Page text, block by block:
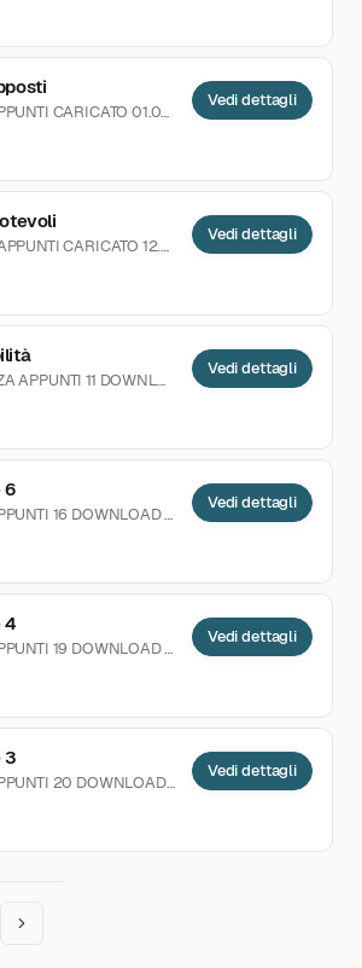
CARICATO 01.07.2021
Vedi dettagli
CARICATO 12.04.2022
Vedi dettagli
APPUNTI 11 DOWNLOAD CARICATO 26.11.2023
Vedi dettagli
6
16 DOWNLOADCARICATO 03.04.2020
Vedi dettagli
4
19 DOWNLOADCARICATO 03.04.2020
Vedi dettagli
3
20 DOWNLOADCARICATO 03.04.2020
Vedi dettagli